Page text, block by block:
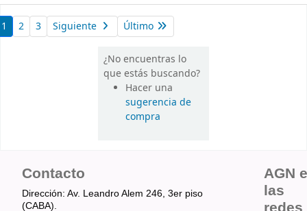
1 2 3 Siguiente Último
¿No encuentras lo
que estás buscando?
Hacer una
sugerencia de
compra
Contacto
Dirección: Av. Leandro Alem 246, 3er piso
(CABA).
AGN
las
redes